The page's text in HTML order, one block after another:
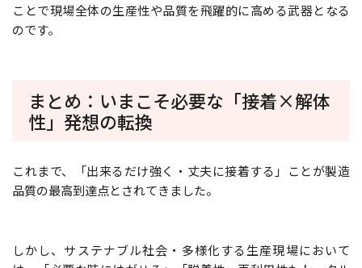
ことで現場全体の生産性や品質を飛躍的に高める武器となる
のです。
まとめ：いまこそ必要な「接着×解体
性」発想の転換
これまで、「出来るだけ強く・丈夫に接着する」ことが製造
品質の最高到達点とされてきました。
しかし、サステナブル社会・多様化する生産現場において